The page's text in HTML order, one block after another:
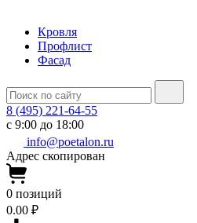
Кровля
Профлист
Фасад
8 (495) 221-64-55
с 9:00 до 18:00
info@poetalon.ru
Адрес скопирован
0 позиций
0.00 ₽